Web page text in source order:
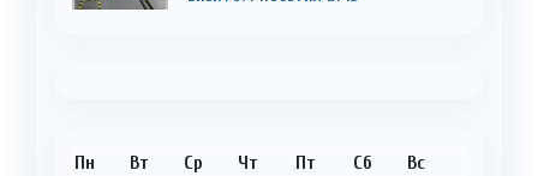
Пн Вт Ср Чт Пт Сб Вс